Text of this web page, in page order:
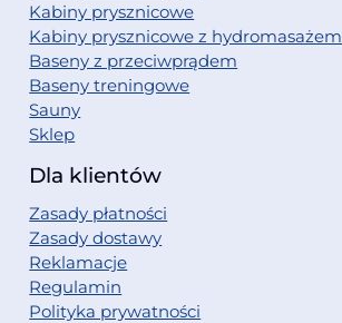
Kabiny prysznicowe
Kabiny prysznicowe z hydromasażem
Baseny z przeciwprądem
Baseny treningowe
Sauny
Sklep
Dla klientów
Zasady płatności
Zasady dostawy
Reklamacje
Regulamin
Polityka prywatności